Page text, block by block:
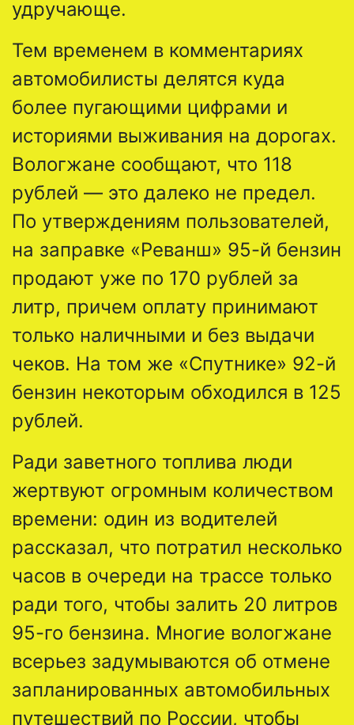
удручающе.
Тем временем в комментариях
автомобилисты делятся куда
более пугающими цифрами и
историями выживания на дорогах.
Вологжане сообщают, что 118
рублей — это далеко не предел.
По утверждениям пользователей,
на заправке «Реванш» 95-й бензин
продают уже по 170 рублей за
литр, причем оплату принимают
только наличными и без выдачи
чеков. На том же «Спутнике» 92-й
бензин некоторым обходился в 125
рублей.
Ради заветного топлива люди
жертвуют огромным количеством
времени: один из водителей
рассказал, что потратил несколько
часов в очереди на трассе только
ради того, чтобы залить 20 литров
95-го бензина. Многие вологжане
всерьез задумываются об отмене
запланированных автомобильных
путешествий по России, чтобы